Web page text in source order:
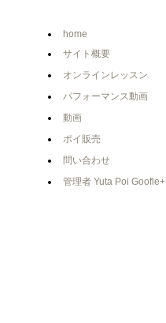
home
サイト概要
オンラインレッスン
パフォーマンス動画
動画
ポイ販売
問い合わせ
管理者 Yuta Poi Goofle+